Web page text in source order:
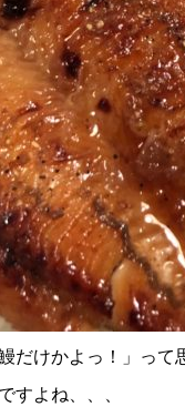
だけかよっ！」って
すよね、、、